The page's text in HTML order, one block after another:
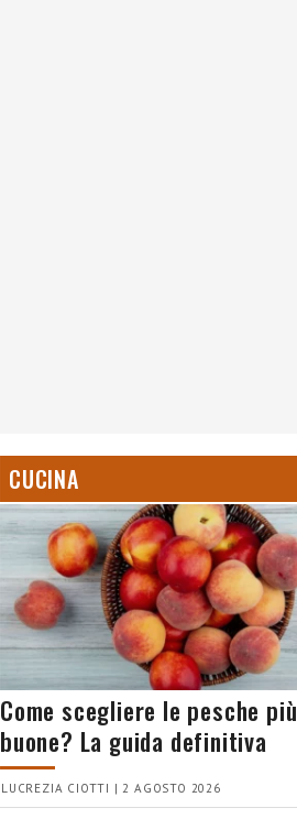
CUCINA
Come scegliere le pesche più
buone? La guida definitiva
LUCREZIA CIOTTI | 2 AGOSTO 2026